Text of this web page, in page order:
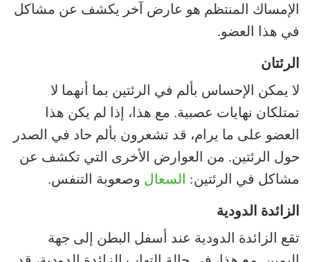
الإمساك المنتظم هو عارض آخر يكشف عن مشاكل
في هذا العضو.
الرئتان
لا يمكن الإحساس بألم في الرئتين بما أنهما لا
تمتلكان نهايات عصبية. مع هذا، إذا لم يكن هذا
العضو على ما يرام، قد تشعرون بألم حاد في الصدر
حول الرئتين. من العوارض الأخرى التي تكشف عن
مشاكل في الرئتين: السعال وصعوبة التنفس.
الزائدة الدودية
تقع الزائدة الدودية عند أسفل البطن إلى جهة